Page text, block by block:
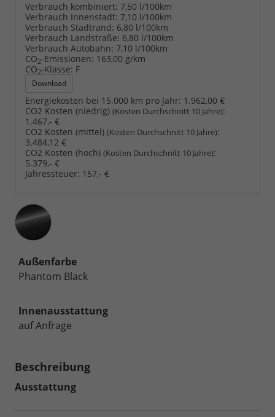
Verbrauch kombiniert: 7,50 l/100km
Verbrauch Innenstadt: 7,10 l/100km
Verbrauch Stadtrand: 6,80 l/100km
Verbrauch Landstraße: 6,80 l/100km
Verbrauch Autobahn: 7,10 l/100km
CO2-Emissionen: 163,00 g/km
CO2-Klasse: F
Download
Energiekosten bei 15.000 km pro Jahr: 1.962,00 €
CO2 Kosten (niedrig) (Kosten Durchschnitt 10 Jahre):
1.467,- €
CO2 Kosten (mittel) (Kosten Durchschnitt 10 Jahre):
3.484,12 €
CO2 Kosten (hoch) (Kosten Durchschnitt 10 Jahre):
5.379,- €
Jahressteuer: 157,- €
Außenfarbe
Phantom Black
Innenausstattung
auf Anfrage
Beschreibung
Ausstattung